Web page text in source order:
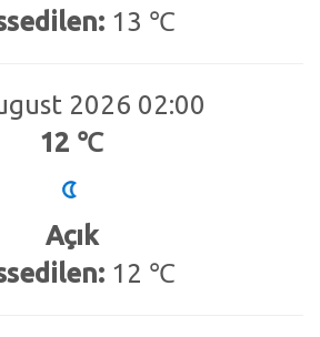
13 ℃
2026 02:00
12 ℃
Açık
12 ℃